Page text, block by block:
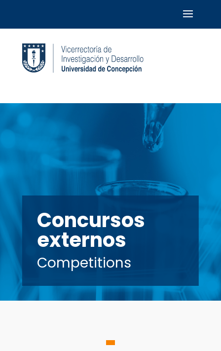
Concursos
externos
Competitions